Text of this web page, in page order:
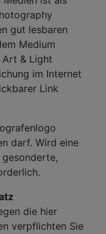
gut lesbaren
Medium
Art & Light
im Internet
Link
darf. Wird eine
die hier
verpflichten Sie